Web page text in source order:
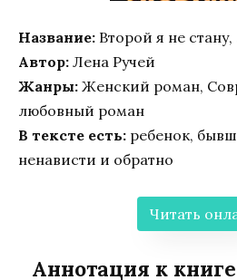
Название: Второй я не
Автор: Лена Ручей
Жанры: Женский роман,
любовный роман
В тексте есть: ребенок,
ненависти и обратно
Читать
Аннотация к